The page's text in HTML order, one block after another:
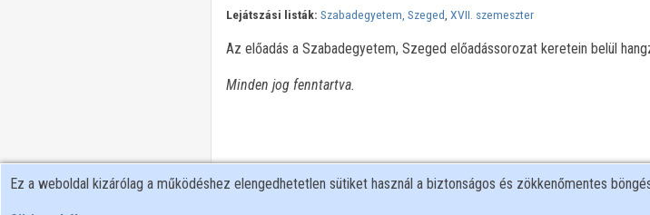
Lejátszási listák: Szabadegyetem, Szeged, XVII. szemeszter
Az előadás a Szabadegyetem, Szeged előadássorozat keretein belül
Minden jog fenntartva.
Ez a weboldal kizárólag a működéshez elengedhetetlen sütiket használ a biztonságos és zökkenőmentes